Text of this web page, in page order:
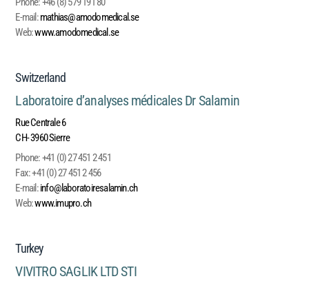
E-mail:mathias@amodomedical.se
Web:www.amodomedical.se
Switzerland
Laboratoire d’analyses médicales Dr Salamin
Rue Centrale 6
CH- 3960 Sierre
Phone:+41 (0) 27 451 2 451
Fax:+41 (0) 27 451 2 456
E-mail:info@laboratoiresalamin.ch
Web:www.imupro.ch
Turkey
VIVITRO SAGLIK LTD STI